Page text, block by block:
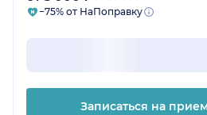
−75% от НаПоправку
Записаться на прием